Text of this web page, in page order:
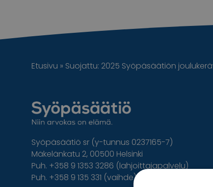
Etusivu » Suojattu: 2025 Syöpäsäätiön
Syöpäsäätiö sr (y-tunnus 0237165-7)
Mäkelänkatu 2, 00500 Helsinki
Puh. +358 9 1353 3286 (lahjoittajapalvelu)
Puh. +358 9 135 331 (vaihde)